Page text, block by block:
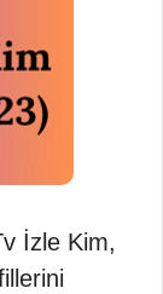
İzle Kim,